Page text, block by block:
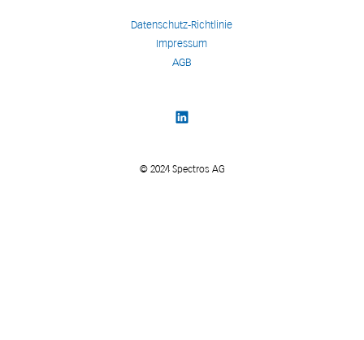
Datenschutz-Richtlinie
Impressum
AGB
© 2024 Spectros AG